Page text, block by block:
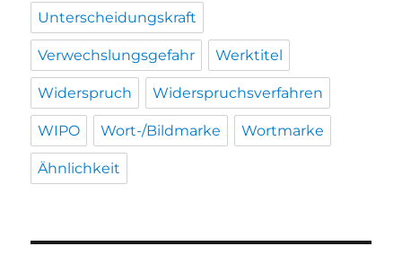
Unterscheidungskraft
Verwechslungsgefahr Werktitel
Widerspruch Widerspruchsverfahren
WIPO Wort-/Bildmarke Wortmarke
Ähnlichkeit